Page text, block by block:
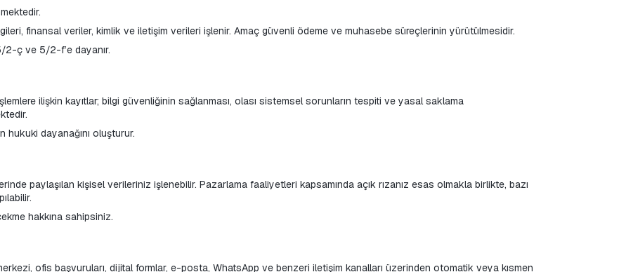
finansal veriler, kimlik ve iletişim verileri işlenir. Amaç güvenli ödeme ve muhasebe süreçlerinin yürütülmesidir.
ç ve 5/2-f’e dayanır.
ilişkin kayıtlar; bilgi güvenliğinin sağlanması, olası sistemsel sorunların tespiti ve yasal saklama
dayanağını oluşturur.
paylaşılan kişisel verileriniz işlenebilir. Pazarlama faaliyetleri kapsamında açık rızanız esas olmakla birlikte, bazı
hakkına sahipsiniz.
ofis başvuruları, dijital formlar, e-posta, WhatsApp ve benzeri iletişim kanalları üzerinden otomatik veya kısmen